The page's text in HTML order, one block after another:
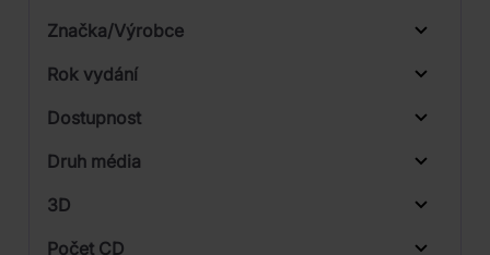
Značka/Výrobce
Rok vydání
Od
Dostupnost
Druh média
3D
Počet CD